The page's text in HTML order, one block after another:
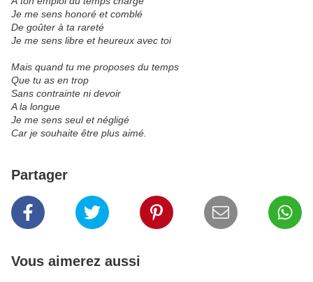
Je me sens honoré et comblé
De goûter à ta rareté
Je me sens libre et heureux avec toi
Mais quand tu me proposes du temps
Que tu as en trop
Sans contrainte ni devoir
A la longue
Je me sens seul et négligé
Car je souhaite être plus aimé.
Partager
Vous aimerez aussi